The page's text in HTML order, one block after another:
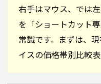
右手はマウス、では
を「ショートカット
常識です。まずは、
イスの価格帯別比較